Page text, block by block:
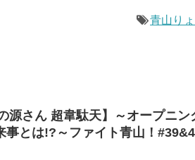
青山りょ
源さん 超韋駄天】～オープニン
事とは!?～ファイト青山！